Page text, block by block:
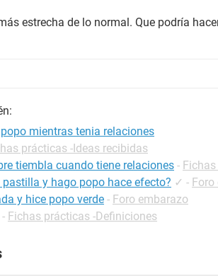
estrecha de lo normal. Que podría
mientras tenia relaciones
prácticas -Ideas recibidas
tiembla cuando tiene relaciones -
y hago popo hace efecto? ✓ - Foro
y hice popo verde - Foro embarazo
- Fichas prácticas -Definiciones